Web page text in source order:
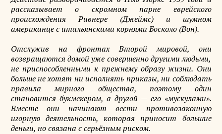
рассказывает о скромном парне еврейского
происхождения Ривнере (Джеймс) и шумном
американце с итальянскими корнями Босколо (Вон).
Отслужив на фронтах Второй мировой, они
возвращаются домой уже совершенно другими людьми,
не приспособленными к прежнему образу жизни. Они
больше не хотят ни исполнять приказы, ни соблюдать
правила мирного общества, поэтому один
становится букмекером, а другой — его «мускулами».
Вместе они начинают вести противозаконную
игорную деятельность, которая приносит большие
деньги, но связана с серьёзным риском.